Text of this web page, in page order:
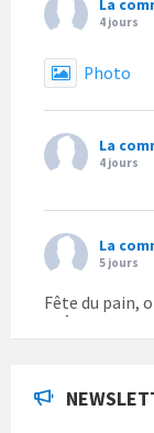
La
4 jours
Photo
La
4 jours
La
5 jours
Fête du pain,
août.